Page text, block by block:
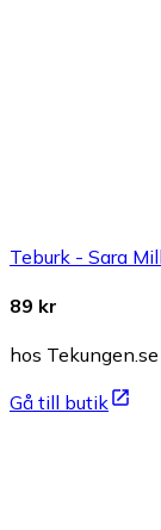
Teburk - Sara
89 kr
hos Tekungen.se
Gå till butik